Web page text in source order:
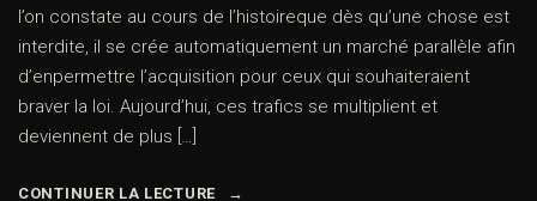
l’on constate au cours de l’histoireque dès qu’une chose est
interdite, il se crée automatiquement un marché parallèle afin
d’enpermettre l’acquisition pour ceux qui souhaiteraient
braver la loi. Aujourd’hui, ces trafics se multiplient et
deviennent de plus […]
CONTINUER LA LECTURE